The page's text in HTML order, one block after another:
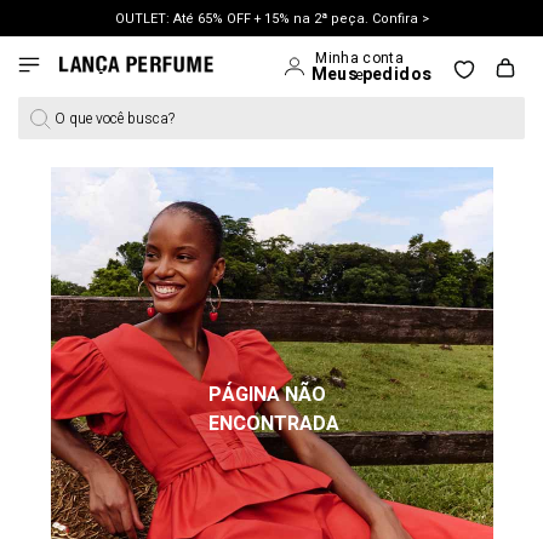
OUTLET: Até 65% OFF + 15% na 2ª peça. Confira >
O que você busca?
PÁGINA NÃO
ENCONTRADA